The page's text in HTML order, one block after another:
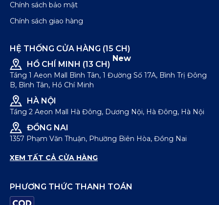
Chính sách bảo mật
Chính sách giao hàng
HỆ THỐNG CỬA HÀNG (15 CH)
HỒ CHÍ MINH (13 CH)
New
Tầng 1 Aeon Mall Bình Tân, 1 Đường Số 17A, Bình Trị Đông
B, Bình Tân, Hồ Chí Minh
HÀ NỘI
Tầng 2 Aeon Mall Hà Đông, Dương Nội, Hà Đông, Hà Nội
ĐỒNG NAI
1357 Phạm Văn Thuận, Phường Biên Hòa, Đồng Nai
XEM TẤT CẢ CỬA HÀNG
PHƯƠNG THỨC THANH TOÁN